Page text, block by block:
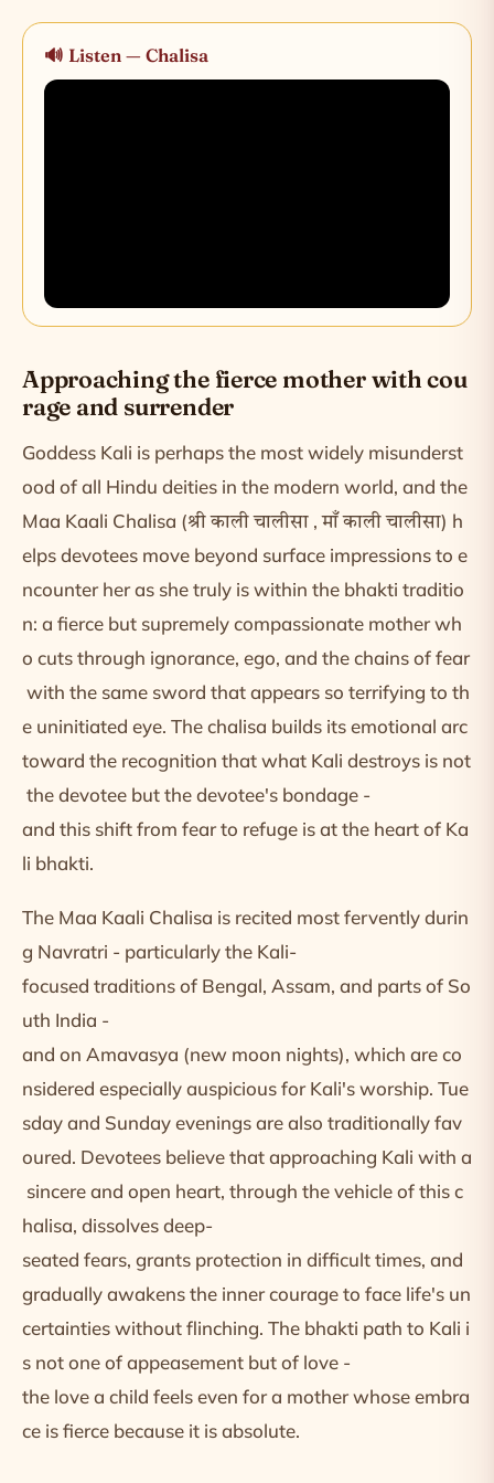
🔊 Listen — Chalisa
Approaching the fierce mother with cou
rage and surrender
Goddess Kali is perhaps the most widely misunderst
ood of all Hindu deities in the modern world, and the
Maa Kaali Chalisa (श्री काली चालीसा , माँ काली चालीसा) h
elps devotees move beyond surface impressions to e
ncounter her as she truly is within the bhakti traditio
n: a fierce but supremely compassionate mother wh
o cuts through ignorance, ego, and the chains of fear
with the same sword that appears so terrifying to th
e uninitiated eye. The chalisa builds its emotional arc
toward the recognition that what Kali destroys is not
the devotee but the devotee's bondage -
and this shift from fear to refuge is at the heart of Ka
li bhakti.
The Maa Kaali Chalisa is recited most fervently durin
g Navratri - particularly the Kali-
focused traditions of Bengal, Assam, and parts of So
uth India -
and on Amavasya (new moon nights), which are co
nsidered especially auspicious for Kali's worship. Tue
sday and Sunday evenings are also traditionally fav
oured. Devotees believe that approaching Kali with a
sincere and open heart, through the vehicle of this c
halisa, dissolves deep-
seated fears, grants protection in difficult times, and
gradually awakens the inner courage to face life's un
certainties without flinching. The bhakti path to Kali i
s not one of appeasement but of love -
the love a child feels even for a mother whose embra
ce is fierce because it is absolute.